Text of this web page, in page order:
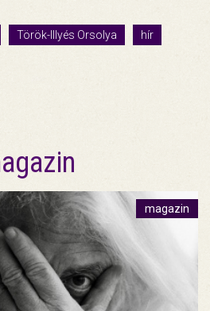
Török-Illyés Orsolya
hír
magazin